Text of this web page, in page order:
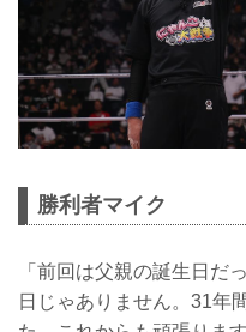
勝利者マイク
「前回は父親の誕生日だ
日じゃありません。31年